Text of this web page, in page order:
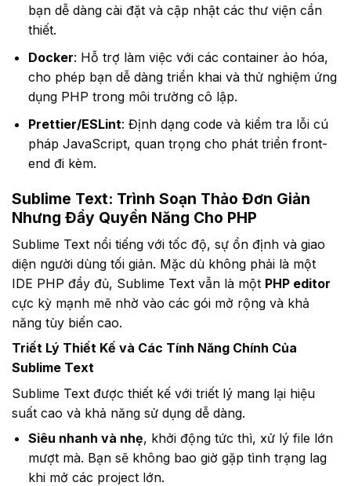
bạn dễ dàng cài đặt và cập nhật các thư viện cần
thiết.
Docker: Hỗ trợ làm việc với các container ảo hóa,
cho phép bạn dễ dàng triển khai và thử nghiệm ứng
dụng PHP trong môi trường cô lập.
Prettier/ESLint: Định dạng code và kiểm tra lỗi cú
pháp JavaScript, quan trọng cho phát triển front-
end đi kèm.
Sublime Text: Trình Soạn Thảo Đơn Giản
Nhưng Đầy Quyền Năng Cho PHP
Sublime Text nổi tiếng với tốc độ, sự ổn định và giao
diện người dùng tối giản. Mặc dù không phải là một
IDE PHP đầy đủ, Sublime Text vẫn là một PHP editor
cực kỳ mạnh mẽ nhờ vào các gói mở rộng và khả
năng tùy biến cao.
Triết Lý Thiết Kế và Các Tính Năng Chính Của
Sublime Text
Sublime Text được thiết kế với triết lý mang lại hiệu
suất cao và khả năng sử dụng dễ dàng.
Siêu nhanh và nhẹ, khởi động tức thì, xử lý file lớn
mượt mà. Bạn sẽ không bao giờ gặp tình trạng lag
khi mở các project lớn.